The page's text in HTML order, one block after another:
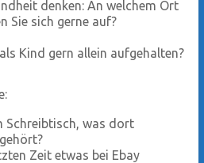
denken: An welchem Ort
Sie sich gerne auf?
Kind gern allein aufgehalten?
Schreibtisch, was dort
Zeit etwas bei Ebay